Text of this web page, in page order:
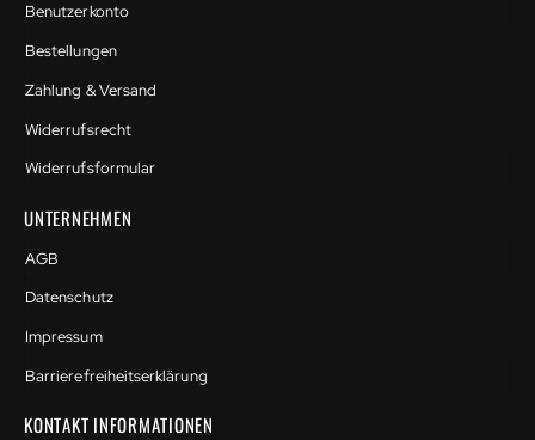
Benutzerkonto
Bestellungen
Zahlung & Versand
Widerrufsrecht
Widerrufsformular
UNTERNEHMEN
AGB
Datenschutz
Impressum
Barrierefreiheitserklärung
KONTAKT INFORMATIONEN